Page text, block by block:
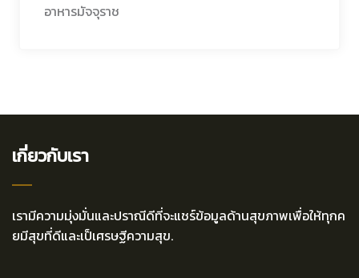
อาหารมัจจุราช
เกี่ยวกับเรา
เรามีความมุ่งมั่นและปราณีดีที่จะแชร์ข้อมูลด้านสุขภาพเพื่อให้ทุกค
ยมีสุขที่ดีและเป็เศรษฐีความสุข.